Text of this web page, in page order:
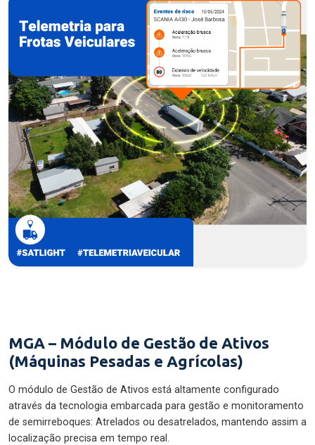
MGA – Módulo de Gestão de Ativos
(Máquinas Pesadas e Agrícolas)
O módulo de Gestão de Ativos está altamente configurado
através da tecnologia embarcada para gestão e monitoramento
de semirreboques: Atrelados ou desatrelados, mantendo assim a
localização precisa em tempo real.